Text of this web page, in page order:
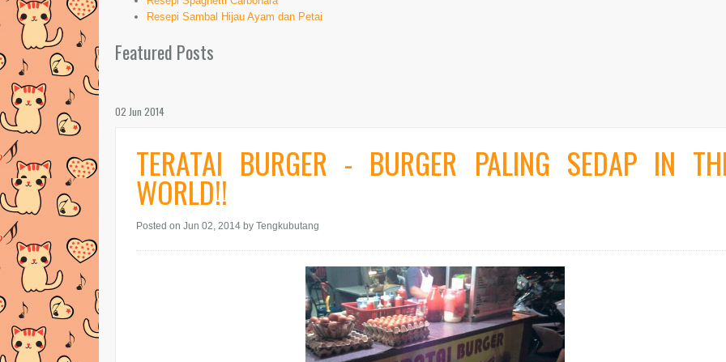
Resepi Sambal Hijau Ayam dan Petai
Featured Posts
02 Jun 2014
TERATAI BURGER - BURGER PALING SEDAP IN
WORLD!!
Posted on Jun 02, 2014 by Tengkubutang